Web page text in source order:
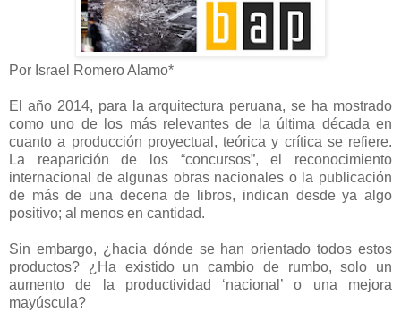
Por Israel Romero Alamo*
El año 2014, para la arquitectura peruana, se ha mostrado
como uno de los más relevantes de la última década en
cuanto a producción proyectual, teórica y crítica se refiere.
La reaparición de los “concursos”, el reconocimiento
internacional de algunas obras nacionales o la publicación
de más de una decena de libros, indican desde ya algo
positivo; al menos en cantidad.
Sin embargo, ¿hacia dónde se han orientado todos estos
productos? ¿Ha existido un cambio de rumbo, solo un
aumento de la productividad ‘nacional’ o una mejora
mayúscula?